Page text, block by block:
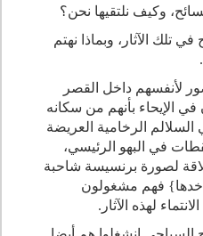
وكيف نلتقيها نحن؟
في تلك الآثار، وبماذا نهتم
لأنفسهم داخل القصر
الإيحاء بأنهم من سكانه
الرخامية العريضة
في البهو الرئيسي،
لصورة برنسيسة شاحبة
خدها} فهم مشغولون
لهذه الآثار.